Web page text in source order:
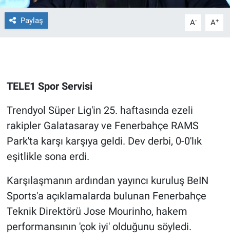
Paylaş A- A+
TELE1 Spor Servisi
Trendyol Süper Lig'in 25. haftasında ezeli
rakipler Galatasaray ve Fenerbahçe RAMS
Park'ta karşı karşıya geldi. Dev derbi, 0-0'lık
eşitlikle sona erdi.
Karşılaşmanın ardından yayıncı kuruluş BeIN
Sports'a açıklamalarda bulunan Fenerbahçe
Teknik Direktörü Jose Mourinho, hakem
performansının 'çok iyi' olduğunu söyledi.
Gün Ortası
Haber
İlan
Kimdir
Kültür Sanat
Ne demişti